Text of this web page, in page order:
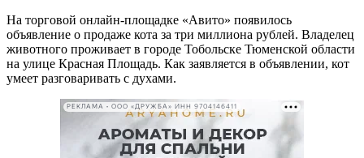
На торговой онлайн-площадке «Авито» появилось
объявление о продаже кота за три миллиона рублей. Владелец
животного проживает в городе Тобольске Тюменской области
на улице Красная Площадь. Как заявляется в объявлении, кот
умеет разговаривать с духами.
РЕКЛАМА • ООО «ДРУЖБА» ИНН 9704146411